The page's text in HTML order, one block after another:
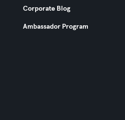
Corporate Blog
Ambassador Program